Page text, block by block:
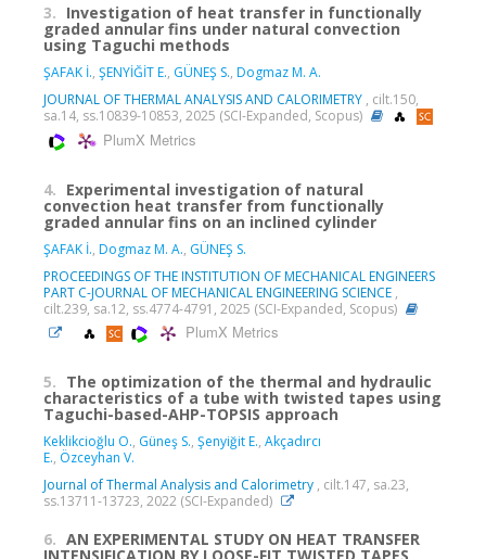
3. Investigation of heat transfer in functionally
graded annular fins under natural convection
using Taguchi methods
ŞAFAK İ., ŞENYİĞİT E., GÜNEŞ S., Dogmaz M. A.
JOURNAL OF THERMAL ANALYSIS AND CALORIMETRY , cilt.150,
sa.14, ss.10839-10853, 2025 (SCI-Expanded, Scopus)
PlumX Metrics
4. Experimental investigation of natural
convection heat transfer from functionally
graded annular fins on an inclined cylinder
ŞAFAK İ., Dogmaz M. A., GÜNEŞ S.
PROCEEDINGS OF THE INSTITUTION OF MECHANICAL ENGINEERS
PART C-JOURNAL OF MECHANICAL ENGINEERING SCIENCE ,
cilt.239, sa.12, ss.4774-4791, 2025 (SCI-Expanded, Scopus)
PlumX Metrics
5. The optimization of the thermal and hydraulic
characteristics of a tube with twisted tapes using
Taguchi-based-AHP-TOPSIS approach
Keklikcioğlu O., Güneş S., Şenyiğit E., Akçadırcı
E., Özceyhan V.
Journal of Thermal Analysis and Calorimetry , cilt.147, sa.23,
ss.13711-13723, 2022 (SCI-Expanded)
6. AN EXPERIMENTAL STUDY ON HEAT TRANSFER